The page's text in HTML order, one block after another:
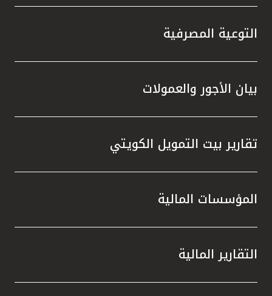
التوعية المصرفية
بيان الأجور والعمولات
تقارير بيت التمويل الكويتي
المؤسسات المالية
التقارير المالية